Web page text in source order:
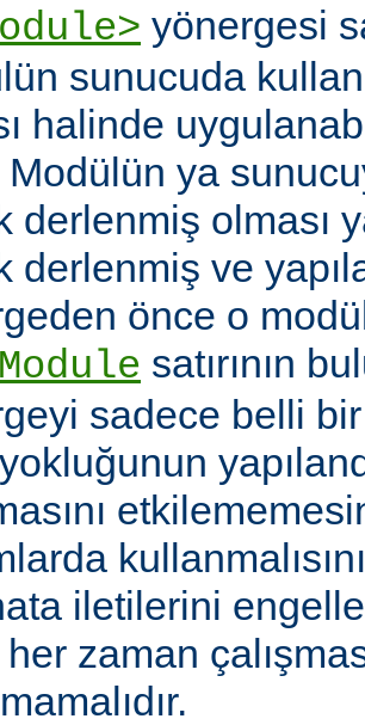
yönergesi
sunucuda
halinde
Modülün ya
derlenmiş olması
derlenmiş ve
önce o
satırının
sadece belli bir
iletilerini
zaman